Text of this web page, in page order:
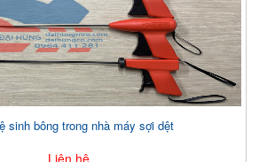
sinh bông trong nhà máy sợi dệt